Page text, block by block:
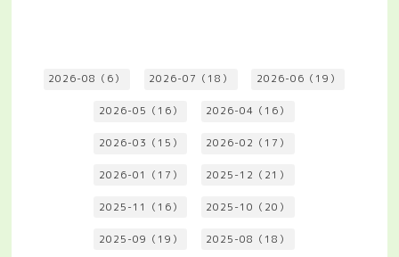
2026-08（6） 2026-07（18） 2026-06（19）
2026-05（16） 2026-04（16）
2026-03（15） 2026-02（17）
2026-01（17） 2025-12（21）
2025-11（16） 2025-10（20）
2025-09（19） 2025-08（18）